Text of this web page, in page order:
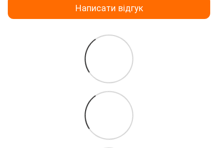
Написати відгук